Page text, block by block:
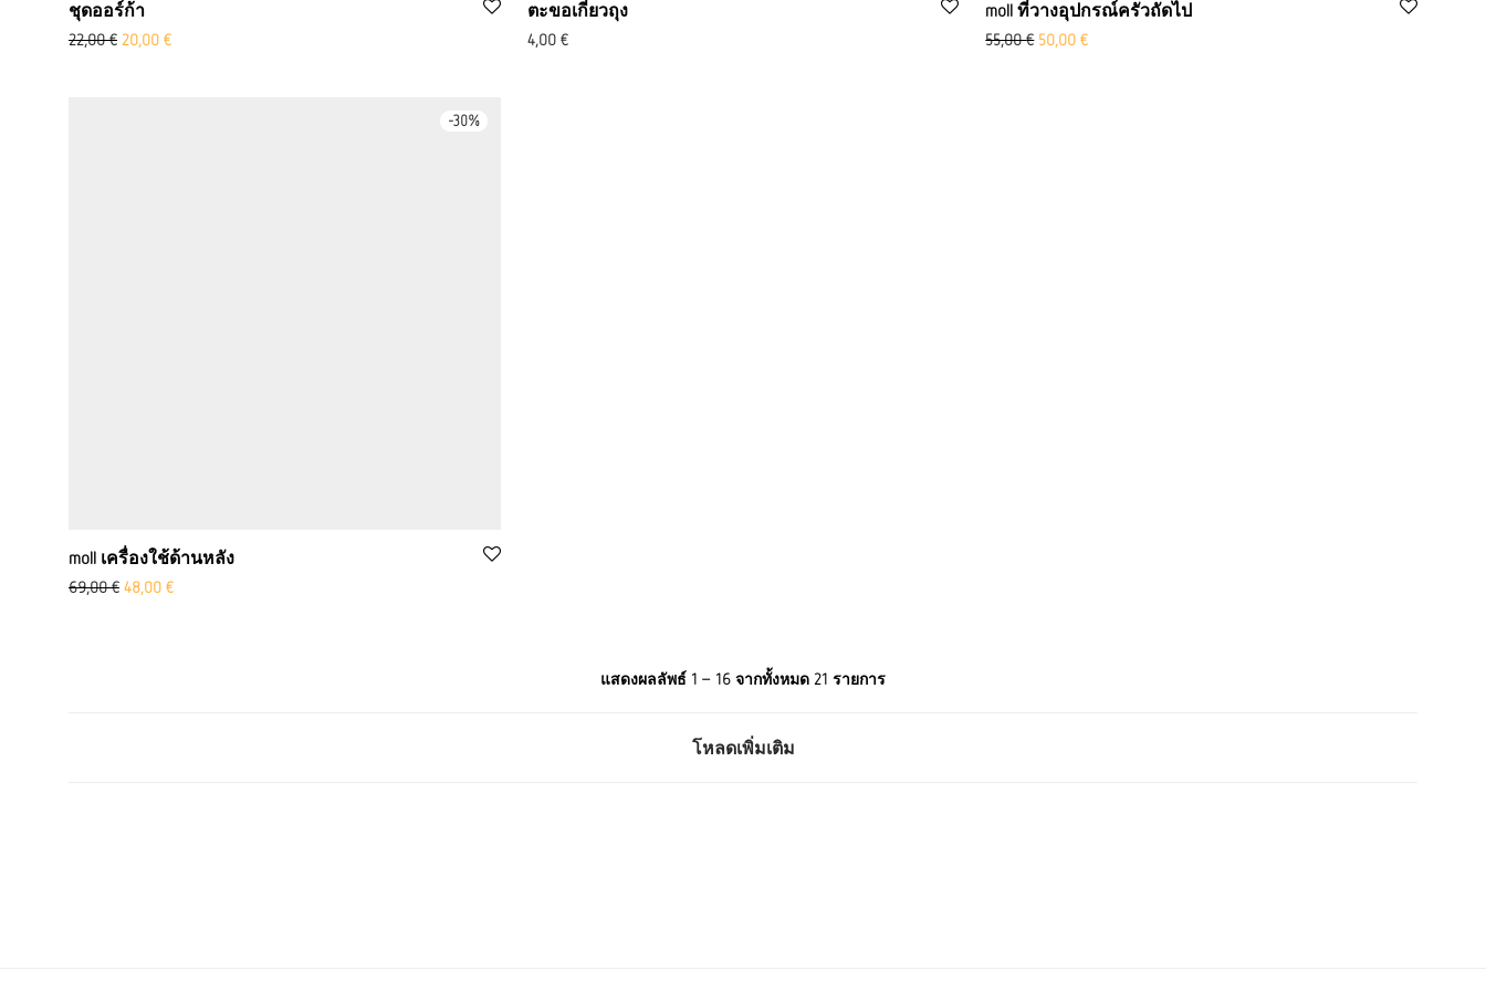
ชุดออร์ก้า
22,00€ ราคาเดิมคือ: €22.00
20,00 €Aktueller Preis ist: 20,00 €.
ตะขอเกี่ยวถุง
4,00 €
moll ที่วางอุปกรณ์ครัวถัดไป
55,00€ ราคาเดิมคือ: 55.00 ยูโร
50,00€ราคาปัจจุบันอยู่ที่ 50.00 ยูโร
-30%
moll เครื่องใช้ด้านหลัง
69,00€ ราคาเดิม: 69.00 ยูโร
48,00 €Aktueller Preis ist: 48,00 €.
แสดงผลลัพธ์ 1 – 16 จากทั้งหมด 21 รายการ
โหลดเพิ่มเติม